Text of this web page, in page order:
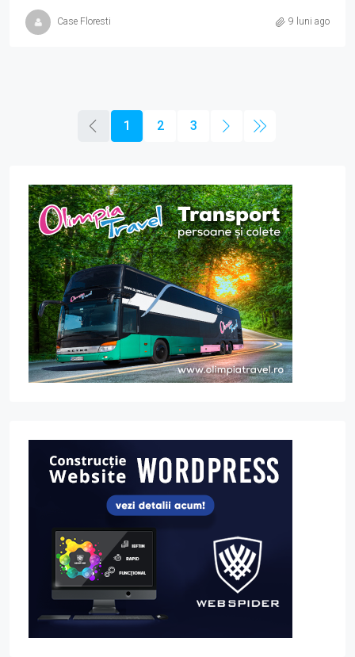
Case Floresti 9 luni ago
1 2 3